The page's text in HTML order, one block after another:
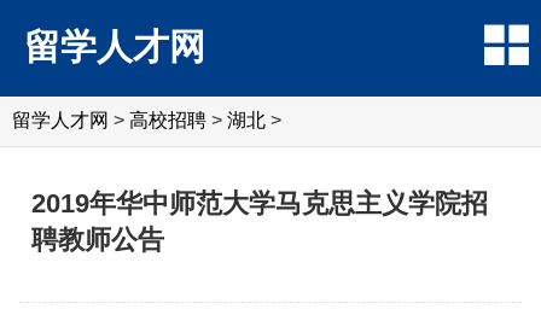
留学人才网
留学人才网 > 高校招聘 > 湖北 >
2019年华中师范大学马克思主义学院招
聘教师公告